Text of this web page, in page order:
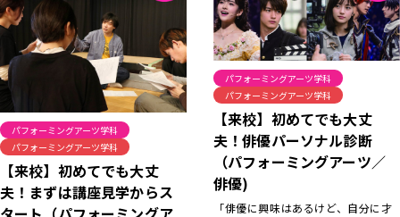
パフォーミングアーツ学科
パフォーミングアーツ学科
【来校】初めてでも大丈
夫！まずは講座見学からス
パフォーミングアーツ学科
パフォーミングアーツ学科
【来校】初めてでも大丈
夫！俳優パーソナル診断
（パフォーミングアーツ／
俳優)
「俳優に興味はあるけど、自分に才